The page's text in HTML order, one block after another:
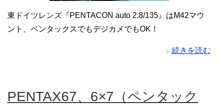
東ドイツレンズ『PENTACON auto 2.8/135』はM42マウ
ント、ペンタックスでもデジカメでもOK！
続きを読む
PENTAX67、6×7（ペンタック